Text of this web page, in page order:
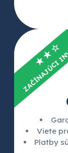
★★☆
Viete
Platby